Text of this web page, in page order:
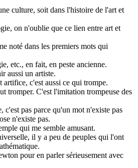
culture, soit dans l'histoire de l'art et
on n'oublie que ce lien entre art et
noté dans les premiers mots qui
etc., en fait, en peste ancienne.
aussi un artiste.
artifice, c'est aussi ce qui trompe.
tromper. C'est l'imitation trompeuse des
c'est pas parce qu'un mot n'existe pas
n'existe pas.
qui me semble amusant.
il y a peu de peuples qui l'ont
pour en parler sérieusement avec